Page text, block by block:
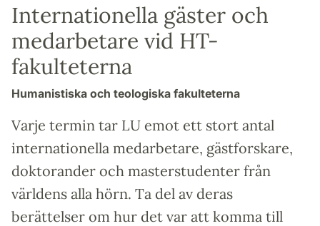
Internationella gäster och
medarbetare vid HT-
fakulteterna
Humanistiska och teologiska fakulteterna
Varje termin tar LU emot ett stort antal
internationella med­arbetare, gästforskare,
doktorander och masterstudenter från
världens alla hörn. Ta del av deras
berättelser om hur det var att komma till